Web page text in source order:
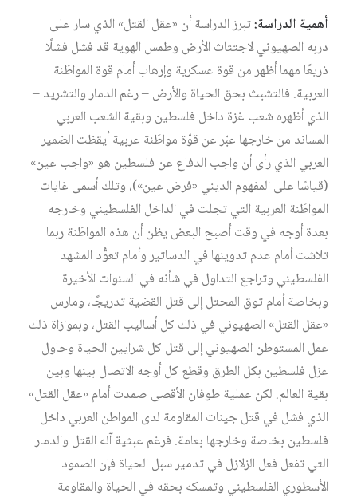
أهمية الدراسة:تبرز الدراسة أن «عقل القتل» الذي سار على
دربه الصهيوني لاجتثاث الأرض وطمس الهوية قد فشل فشلًا
ذريعًا مهما أظهر من قوة عسكرية وإرهاب أمام قوة المواطَنة
العربية. فالتشبث بحق الحياة والأرض – رغم الدمار والتشريد –
الذي أظهره شعب غزة داخل فلسطين وبقية الشعب العربي
المساند من خارجها عبّر عن قوّة مواطَنة عربية أيقظت الضمير
العربي الذي رأى أن واجب الدفاع عن فلسطين هو «واجب عين»
(قياسًا على المفهوم الديني «فرض عين»)، وتلك أسمى غايات
المواطَنة العربية التي تجلت في الداخل الفلسطيني وخارجه
بعدة أوجه في وقت أصبح البعض يظن أن هذه المواطَنة ربما
تلاشت أمام عدم تدوينها في الدساتير وأمام تعوُّد المشهد
الفلسطيني وتراجع التداول في شأنه في السنوات الأخيرة
وبخاصة أمام توق المحتل إلى قتل القضية تدريجًا، ومارس
«عقل القتل» الصهيوني في ذلك كل أساليب القتل، وبموازاة ذلك
عمل المستوطن الصهيوني إلى قتل كل شرايين الحياة وحاول
عزل فلسطين بكل الطرق وقطع كل أوجه الاتصال بينها وبين
بقية العالم. لكن عملية طوفان الأقصى صمدت أمام «عقل القتل»
الذي فشل في قتل جينات المقاومة لدى المواطن العربي داخل
فلسطين بخاصة وخارجها بعامة. فرغم عبثية آله القتل والدمار
التي تفعل فعل الزلازل في تدمير سبل الحياة فإن الصمود
الأسطوري الفلسطيني وتمسكه بحقه في الحياة والمقاومة